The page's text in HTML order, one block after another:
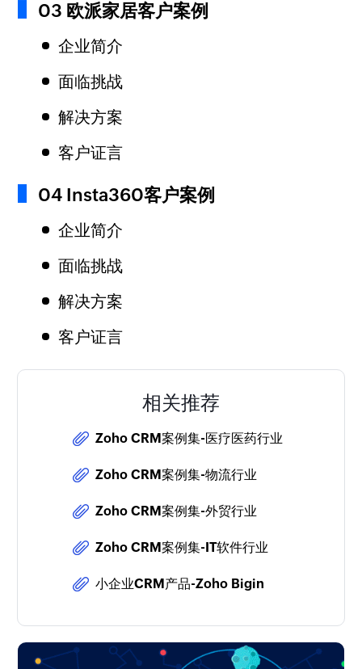
03 欧派家居客户案例
企业简介
面临挑战
解决方案
客户证言
04 Insta360客户案例
企业简介
面临挑战
解决方案
客户证言
相关推荐
Zoho CRM案例集-医疗医药行业
Zoho CRM案例集-物流行业
Zoho CRM案例集-外贸行业
Zoho CRM案例集-IT软件行业
小企业CRM产品-Zoho Bigin